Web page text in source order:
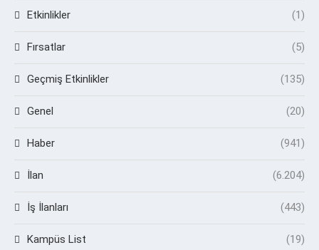
Etkinlikler (1)
Fırsatlar (5)
Geçmiş Etkinlikler (135)
Genel (20)
Haber (941)
İlan (6.204)
İş İlanları (443)
Kampüs List (19)